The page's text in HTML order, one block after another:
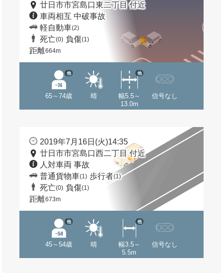
廿日市市宮島口東二丁目 付近
車両相互 中破事故
軽自動車(2)
死亡(0) 負傷(1)
距離664m
65～74歳
他
晴
幅5.5～
13.0m
他
信号なし
2019年7月16日(火)14:35
廿日市市宮島口西二丁目 付近
人対車両 事故
普通貨物車(1) 歩行者(1)
死亡(0) 負傷(1)
距離673m
45～54歳
他
晴
幅3.5～
5.5m
他
信号なし